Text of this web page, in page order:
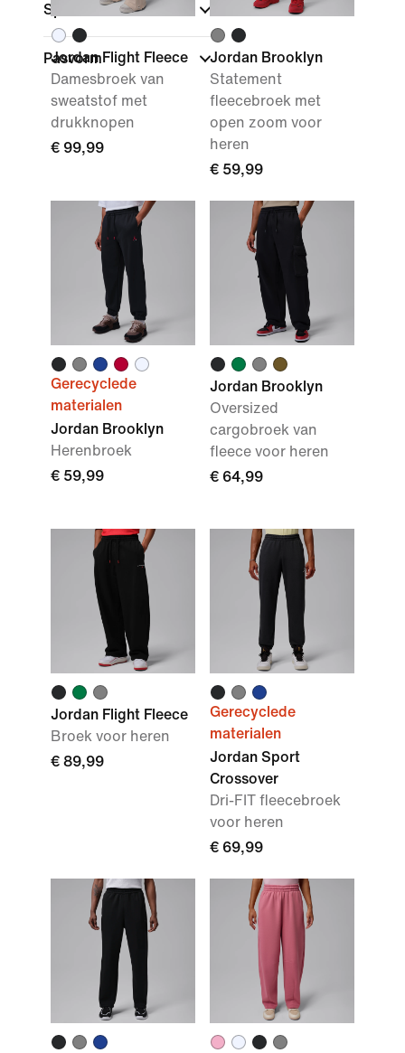
Sport
Pasvorm
Jordan Flight Fleece
Damesbroek van
sweatstof met
drukknopen
€ 99,99
Jordan Brooklyn
Statement
fleecebroek met
open zoom voor
heren
€ 59,99
Gerecyclede
materialen
Jordan Brooklyn
Herenbroek
€ 59,99
Jordan Brooklyn
Oversized
cargobroek van
fleece voor heren
€ 64,99
Jordan Flight Fleece
Broek voor heren
€ 89,99
Gerecyclede
materialen
Jordan Sport
Crossover
Dri-FIT fleecebroek
voor heren
€ 69,99